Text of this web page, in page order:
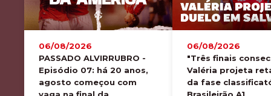
06/08/2026
PASSADO ALVIRRUBRO -
Episódio 07: há 20 anos,
agosto começou com
06/08/2026
"Três finais
Valéria projeta
da fase